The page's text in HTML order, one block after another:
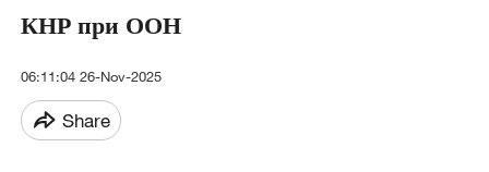
КНР при ООН
06:11:04 26-Nov-2025
Share